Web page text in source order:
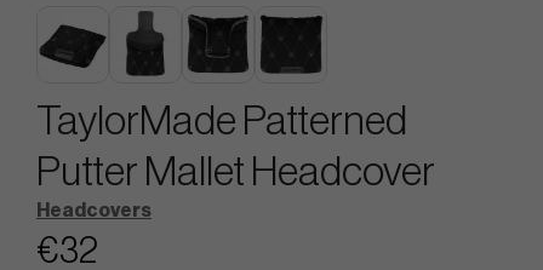
TaylorMade Patterned
Putter Mallet Headcover
Headcovers
€32